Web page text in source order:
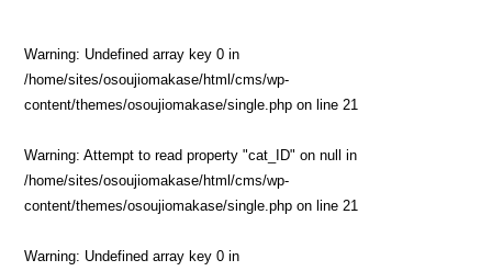
Warning: Undefined array key 0 in
/home/sites/osoujiomakase/html/cms/wp-
content/themes/osoujiomakase/single.php on line 21
Warning: Attempt to read property "cat_ID" on null in
/home/sites/osoujiomakase/html/cms/wp-
content/themes/osoujiomakase/single.php on line 21
Warning: Undefined array key 0 in